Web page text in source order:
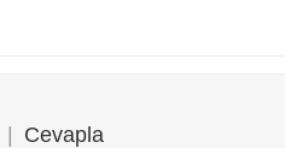
| Cevapla